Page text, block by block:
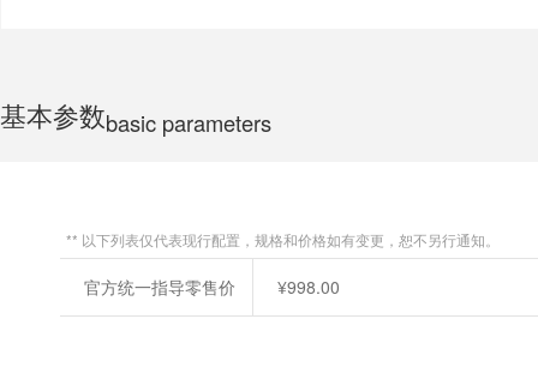
基本参数basic parameters
** 以下列表仅代表现行配置，规格和价格如有变更，恕不另行通知。
官方统一指导零售价 ¥998.00